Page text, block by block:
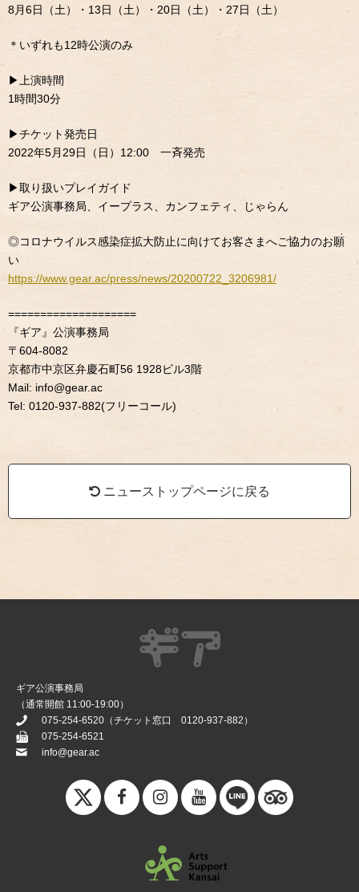
8月6日（土）・13日（土）・20日（土）・27日（土）
＊いずれも12時公演のみ
▶︎上演時間
1時間30分
▶︎チケット発売日
2022年5月29日（日）12:00 一斉発売
▶︎取り扱いプレイガイド
ギア公演事務局、イープラス、カンフェティ、じゃらん
◎コロナウイルス感染症拡大防止に向けてお客さまへご協力のお願
い
https://www.gear.ac/press/news/20200722_3206981/
====================
『ギア』公演事務局
〒 604-8082
京都市中京区弁慶石町56 1928ビル3階
Mail: info@gear.ac
Tel: 0120-937-882(フリーコール)
ニューストップページに戻る
ギア公演事務局
（通常開館 11:00-19:00）
075-254-6520 （チケット窓口 0120-937-882 ）
075-254-6521
info@gear.ac